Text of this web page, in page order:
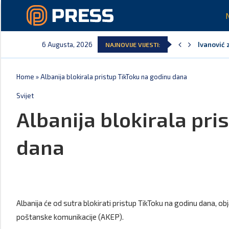
6 Augusta, 2026 NAJNOVIJE VIJESTI:
Ivanović
Spajić:
MPNI do
U
MCP
Andrić:
Home »Albanija blokirala pristup TikToku na godinu dana
Svijet
Albanija blokirala
dana
Albanija će od sutra blokirati pristup TikToku na godinu dana,
poštanske komunikacije (AKEP).